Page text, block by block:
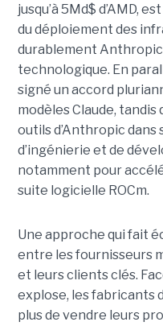
jusqu’à 5Md$ d’AMD,
du déploiement des
durablement
technologique. En
signé un accord
modèles Claude,
outils d’Anthropic dans
d’ingénierie et de
notamment pour
suite logicielle ROCm.
Une approche qui fait
entre les fournisseurs
et leurs clients clés.
explose, les fabricants
plus de vendre leurs